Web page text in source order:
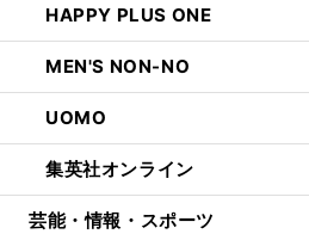
HAPPY PLUS ONE
MEN'S NON-NO
UOMO
集英社オンライン
芸能・情報・スポーツ